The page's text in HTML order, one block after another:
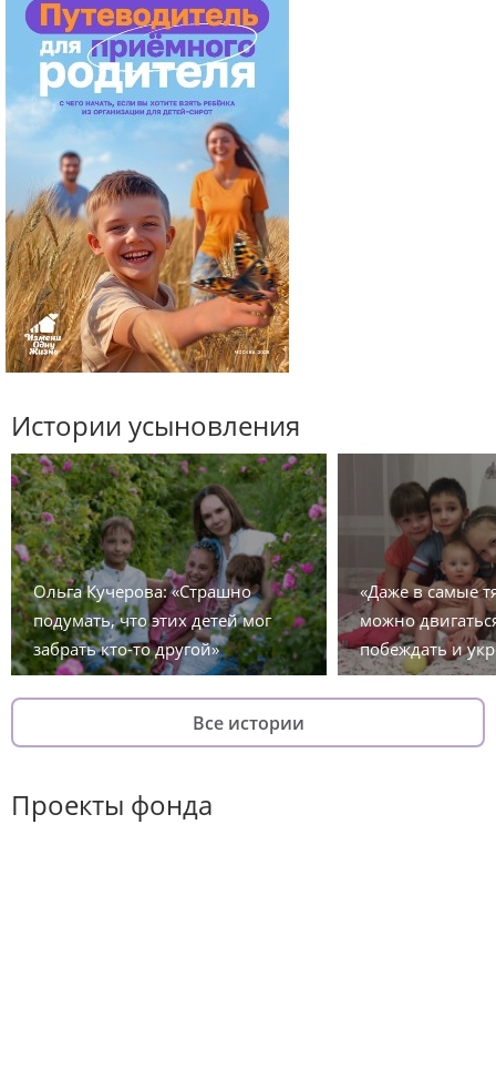
Истории усыновления
Ольга Кучерова: «Страшно
подумать, что этих детей мог
забрать кто-то другой»
«Даже в самые
можно
побеждать и
Все истории
Проекты фонда